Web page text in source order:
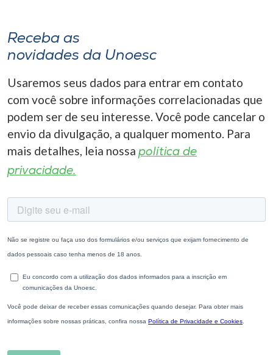
Receba as
novidades da Unoesc
Usaremos seus dados para entrar em contato
com você sobre informações correlacionadas que
podem ser de seu interesse. Você pode cancelar o
envio da divulgação, a qualquer momento. Para
mais detalhes, leia nossa política de
privacidade.